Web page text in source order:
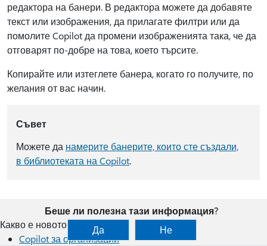
редактора на банери. В редактора можете да добавяте
текст или изображения, да прилагате филтри или да
помолите Copilot да промени изображенията така, че да
отговарят по-добре на това, което търсите.
Копирайте или изтеглете банера, когато го получите, по
желания от вас начин.
Съвет
Можете да намерите банерите, които сте създали,
в библиотеката на Copilot.
Беше ли полезна тази информация?
Да
Не
Какво е новото
Copilot за организации